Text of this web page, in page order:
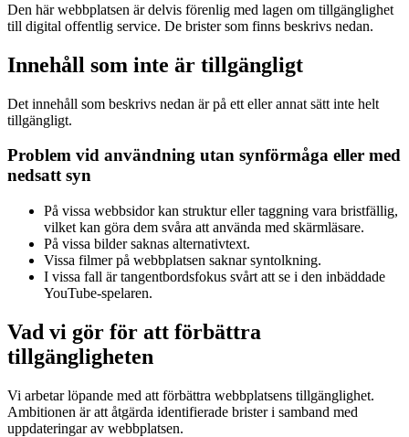
Den här webbplatsen är delvis förenlig med lagen om tillgänglighet
till digital offentlig service. De brister som finns beskrivs nedan.
Innehåll som inte är tillgängligt
Det innehåll som beskrivs nedan är på ett eller annat sätt inte helt
tillgängligt.
Problem vid användning utan synförmåga eller med
nedsatt syn
På vissa webbsidor kan struktur eller taggning vara bristfällig,
vilket kan göra dem svåra att använda med skärmläsare.
På vissa bilder saknas alternativtext.
Vissa filmer på webbplatsen saknar syntolkning.
I vissa fall är tangentbordsfokus svårt att se i den inbäddade
YouTube-spelaren.
Vad vi gör för att förbättra
tillgängligheten
Vi arbetar löpande med att förbättra webbplatsens tillgänglighet.
Ambitionen är att åtgärda identifierade brister i samband med
uppdateringar av webbplatsen.